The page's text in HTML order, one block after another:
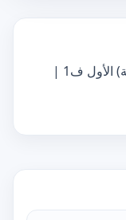
تحميل نشاط في تكوين الجمل (لغة عربية) الأول ف1 |